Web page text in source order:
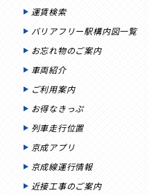
運賃検索
バリアフリー駅構内図一覧
お忘れ物のご案内
車両紹介
ご利用案内
お得なきっぷ
列車走行位置
京成アプリ
京成線運行情報
近接工事のご案内